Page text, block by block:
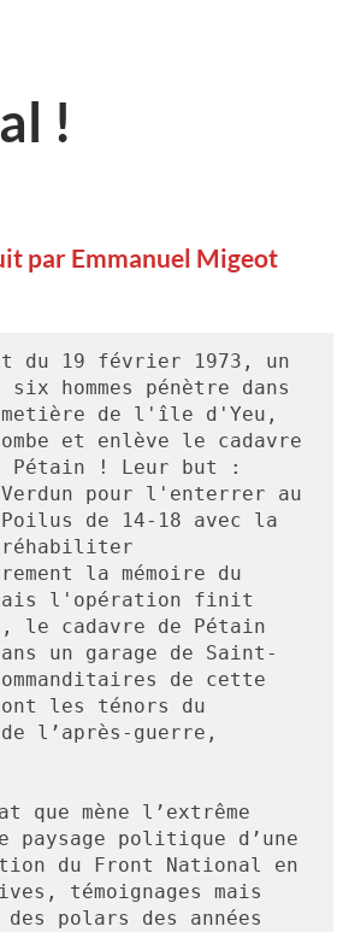
!
par Emmanuel Migeot
du 19 février 1973, un
six hommes pénètre dans
de l'île d'Yeu,
et enlève le cadavre
Pétain ! Leur but :
pour l'enterrer au
de 14-18 avec la
réhabiliter
la mémoire du
l'opération finit
le cadavre de Pétain
un garage de Saint-
de cette
les ténors du
l’après-guerre,
que mène l’extrême
politique d’une
du Front National en
témoignages mais
polars des années